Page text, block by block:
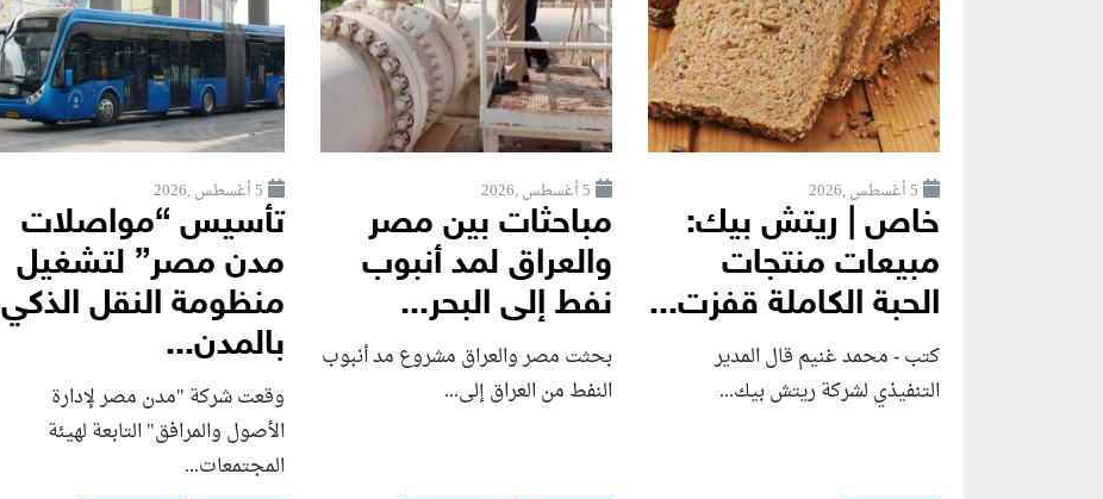
5 أغسطس ,2026
خاص | ريتش بيك:
مبيعات منتجات
الحبة الكاملة قفزت...
كتب - محمد غنيم قال المدير
التنفيذي لشركة ريتش بيك...
5 أغسطس ,2026
مباحثات بين مصر
والعراق لمد أنبوب
نفط إلى البحر...
بحثت مصر والعراق مشروع مد أنبوب
النفط من العراق إلى...
5 أغسطس ,2026
تأسيس “مواصلات
مدن مصر” لتشغيل
منظومة النقل الذكي
بالمدن...
وقعت شركة "مدن مصر لإدارة
الأصول والمرافق" التابعة لهيئة
المجتمعات...